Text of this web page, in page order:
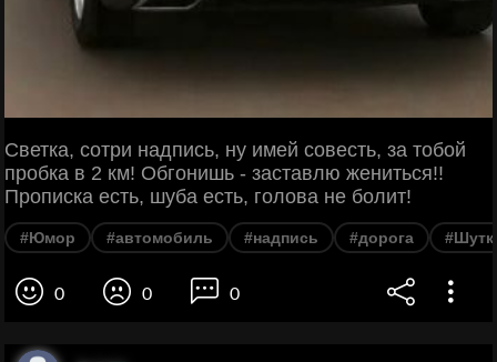
Светка, сотри надпись, ну имей совесть, за тобой
пробка в 2 км! Обгонишь - заставлю жениться!!
Прописка есть, шуба есть, голова не болит!
#Юмор #автомобиль #надпись #дорога
0 0 0